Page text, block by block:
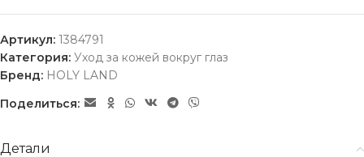
Артикул: 1384791
Категория: Уход за кожей вокруг глаз
Бренд: HOLY LAND
Поделиться:
Детали